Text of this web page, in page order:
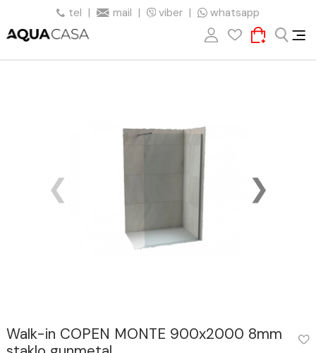
tel | mail | viber | whatsapp